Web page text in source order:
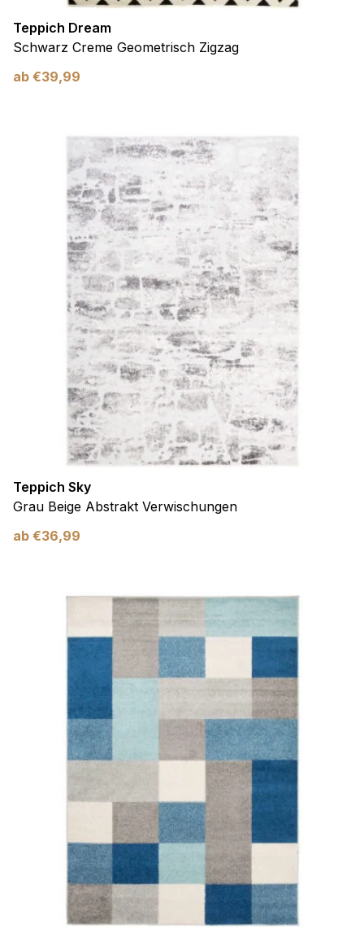
Teppich Dream
Schwarz Creme Geometrisch Zigzag
ab €39,99
Teppich Sky
Grau Beige Abstrakt Verwischungen
ab €36,99